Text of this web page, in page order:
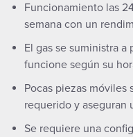
Funcionamiento las
semana con un
El gas se suministra
funcione según su
Pocas piezas
requerido y aseguran
Se requiere una